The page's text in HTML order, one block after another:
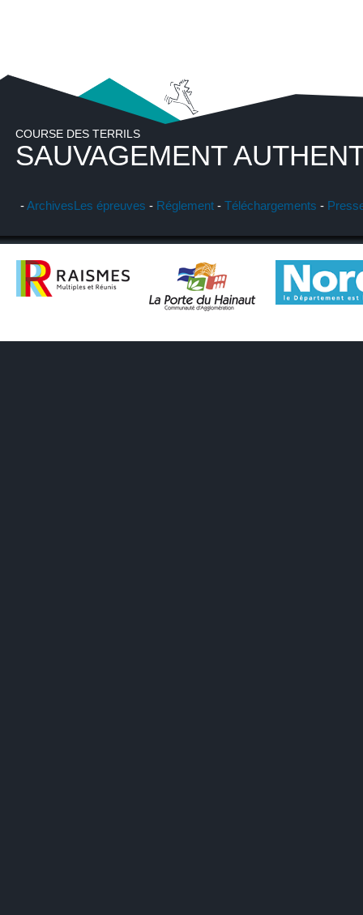
COURSE DES TERRILS
SAUVAGEMENT
-ArchivesLes épreuves - Réglement - Téléchargements -